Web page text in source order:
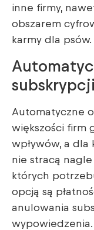
inne firmy,
obszarem
karmy dla psów.
subskrypcji
Automatyczne
większości firm
wpływów, a dla
nie stracą
których
opcją są
anulowania
wypowiedzenia.